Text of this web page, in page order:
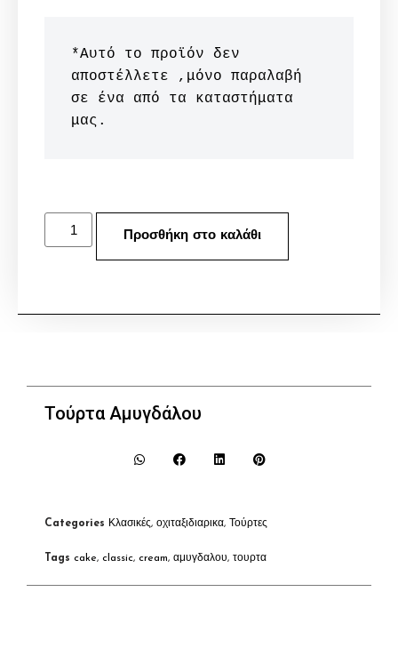
*Αυτό το προϊόν δεν
αποστέλλετε ,μόνο παραλαβή
σε ένα από τα καταστήματα
μας.
Προσθήκη στο καλάθι
Τούρτα Αμυγδάλου
Categories Κλασικές, οχιταξιδιαρικα, Τούρτες
Tags cake, classic, cream, αμυγδαλου, τουρτα